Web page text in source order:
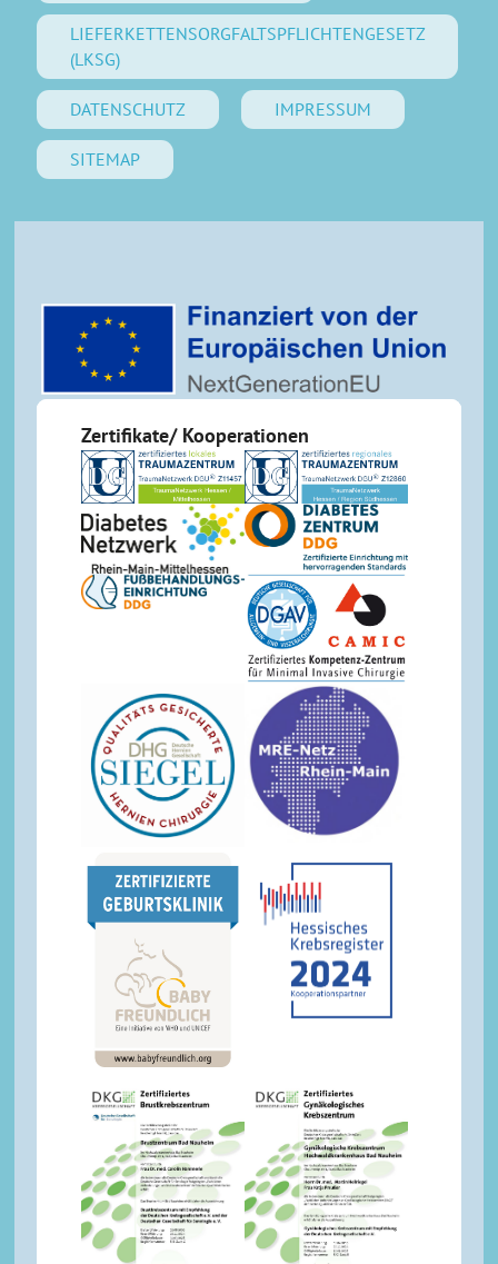
LIEFERKETTENSORGFALTSPFLICHTENGESETZ
(LKSG)
DATENSCHUTZ IMPRESSUM
SITEMAP
Zertifikate/ Kooperationen